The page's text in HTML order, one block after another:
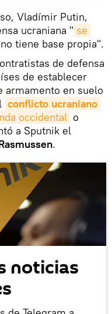
Vladímir Putin,
ucraniana " se
tiene base propia".
de defensa
de establecer
armamento en suelo
conflicto ucraniano
occidental o
a Sputnik el
.
noticias